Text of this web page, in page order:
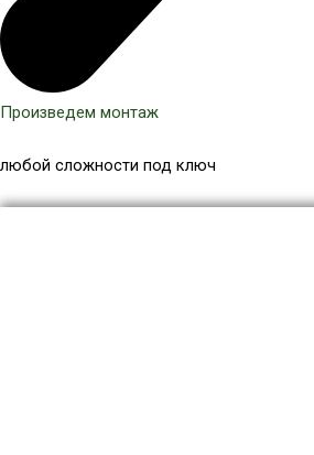
Произведем монтаж
любой сложности под ключ